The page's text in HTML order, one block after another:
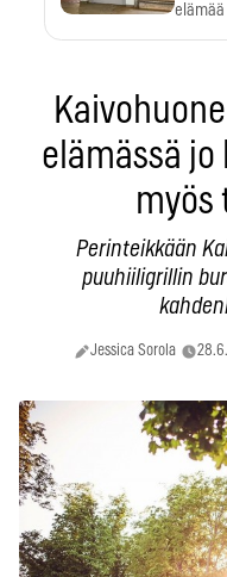
elämää
elämässä jo
myös
Perinteikkään
puuhiiligrillin
Jessica Sorola